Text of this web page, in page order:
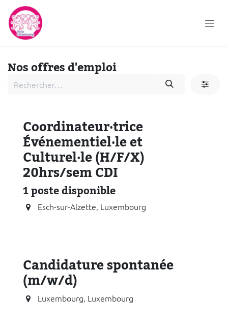
Se rendre au contenu
Nos offres d'emploi
Coordinateur·trice
Événementiel·le et
Culturel·le (H/F/X)
20hrs/sem CDI
1poste disponible
Esch-sur-Alzette, Luxembourg
Candidature spontanée
(m/w/d)
Luxembourg, Luxembourg